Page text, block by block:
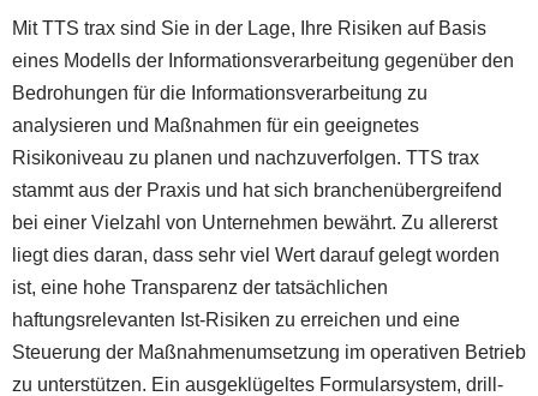
Mit TTS trax sind Sie in der Lage, Ihre Risiken auf Basis
eines Modells der Informationsverarbeitung gegenüber den
Bedrohungen für die Informationsverarbeitung zu
analysieren und Maßnahmen für ein geeignetes
Risikoniveau zu planen und nachzuverfolgen. TTS trax
stammt aus der Praxis und hat sich branchenübergreifend
bei einer Vielzahl von Unternehmen bewährt. Zu allererst
liegt dies daran, dass sehr viel Wert darauf gelegt worden
ist, eine hohe Transparenz der tatsächlichen
haftungsrelevanten Ist-Risiken zu erreichen und eine
Steuerung der Maßnahmenumsetzung im operativen Betrieb
zu unterstützen. Ein ausgeklügeltes Formularsystem, drill-